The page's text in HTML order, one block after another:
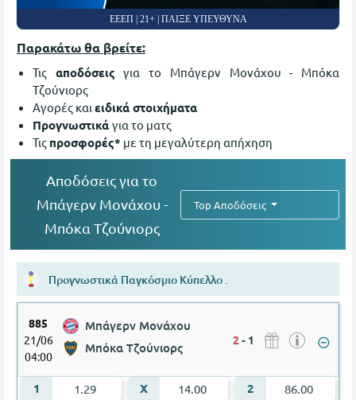
ΕΕΕΠ | 21+ | ΠΑΙΞΕ ΥΠΕΥΘΥΝΑ
Παρακάτω θα βρείτε:
Τις αποδόσεις για το Μπάγερν Μονάχου - Μπόκα
Τζούνιορς
Αγορές και ειδικά στοιχήματα
Προγνωστικά για το ματς
Τις προσφορές* με τη μεγαλύτερη απήχηση
Aποδόσεις για το
Μπάγερν Μονάχου -
Μπόκα Τζούνιορς
Top Αποδόσεις
Προγνωστικά Παγκόσμιο Κύπελλο .
885
21/06
04:00
Μπάγερν Μονάχου
Μπόκα Τζούνιορς
2- 1
1.29 14.00 86.00